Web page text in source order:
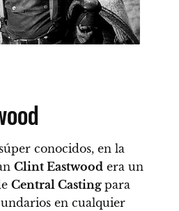
conocidos, en la
Clint Eastwood era un
Central Casting para
en cualquier